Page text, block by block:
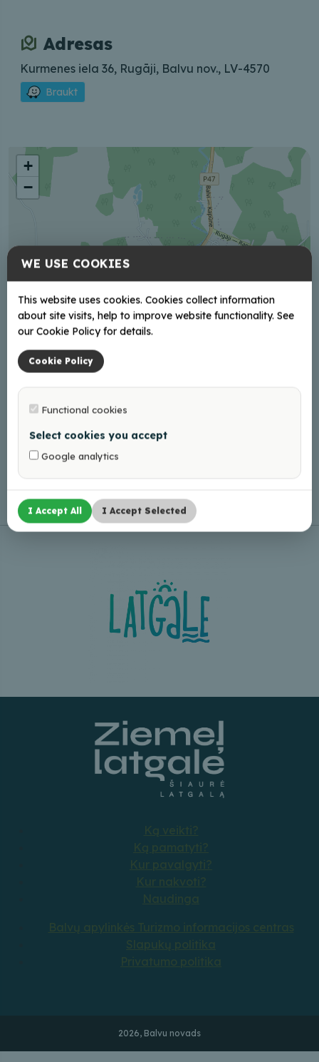
Adresas
Kurmenes iela 36, Rugāji, Balvu nov., LV-4570
Braukt
+
−
Ką veikti?
Ką pamatyti?
Kur pavalgyti?
Kur nakvoti?
Naudinga
Balvų apylinkės Turizmo informacijos centras
Slapukų politika
Privatumo politika
2026, Balvu novads
WE USE COOKIES
This website uses cookies. Cookies collect information
about site visits, help to improve website functionality. See
our Cookie Policy for details.
Cookie Policy
Functional cookies
Select cookies you accept
Google analytics
I Accept All I Accept Selected